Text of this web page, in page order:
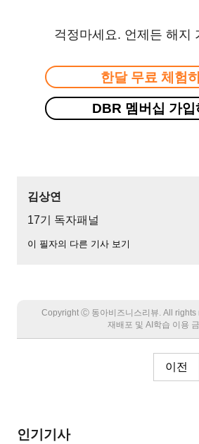
걱정마세요. 언제든 해지
한달 무료 체험하
DBR 멤버십 가입
김상연
17기 독자패널
이 필자의 다른 기사 보기
Copyright Ⓒ 동아비즈니스리뷰. All rights
재배포 및 AI학습 이용 금
이전
인기기사